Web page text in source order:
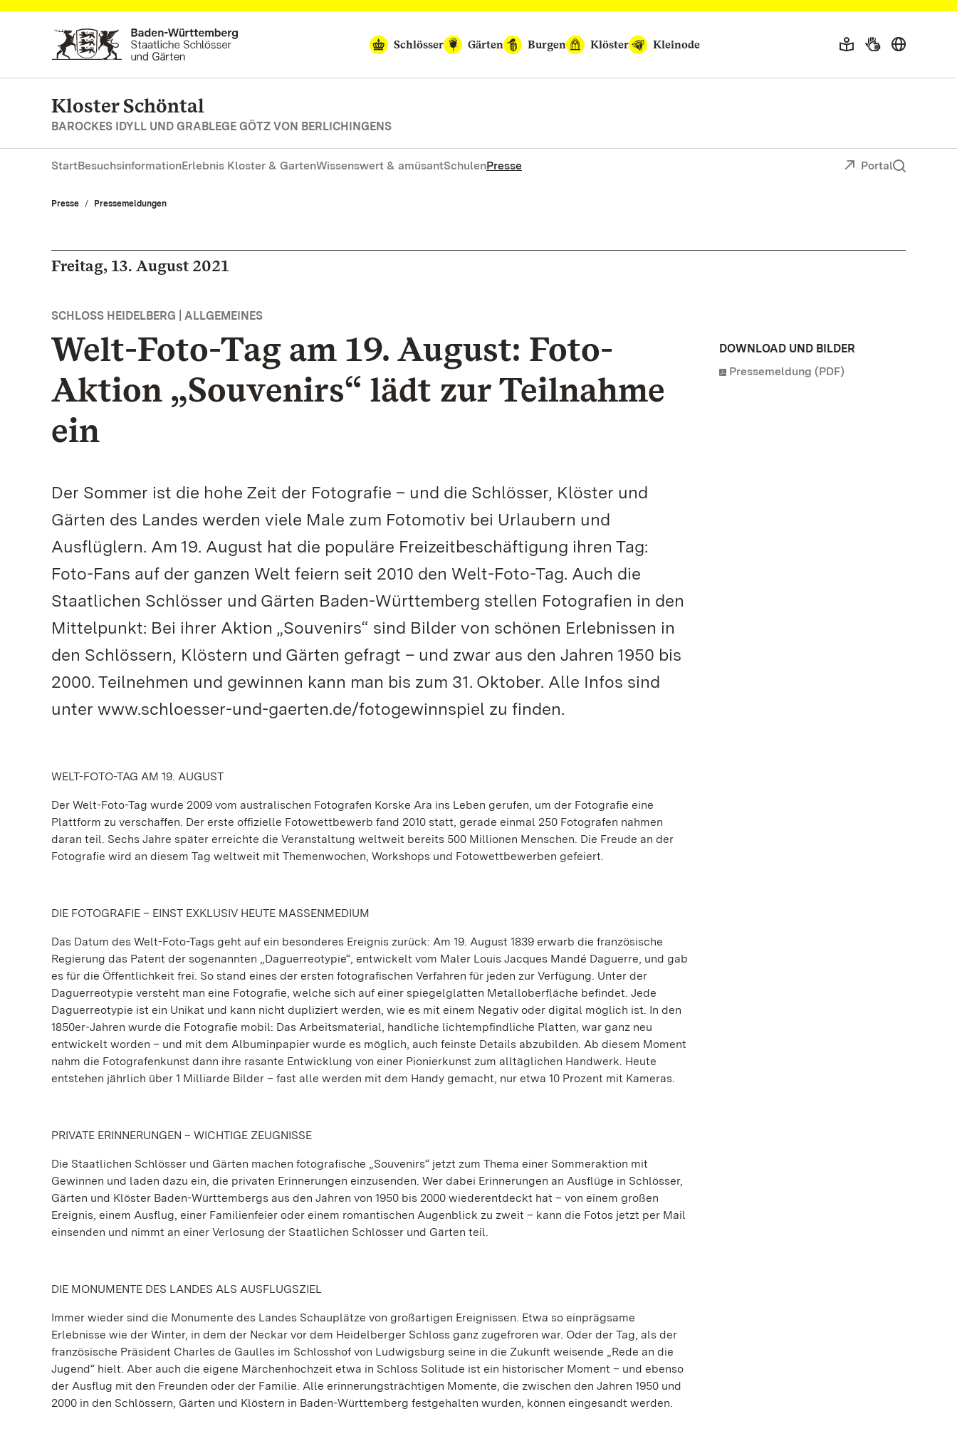
Zum Hauptinhalt springen
Schlösser
Gärten Burgen Klöster Kleinode
Kloster Schöntal
BAROCKES IDYLL UND GRABLEGE GÖTZ VON BERLICHINGENS
StartBesuchsinformationErlebnis Kloster & GartenWissenswert & amüsantSchulenPresse Portal
Presse Pressemeldungen
Freitag, 13. August 2021
SCHLOSS HEIDELBERG | ALLGEMEINES
Welt-Foto-Tag am 19. August: Foto-
Aktion „Souvenirs“ lädt zur Teilnahme
ein
Der Sommer ist die hohe Zeit der Fotografie – und die Schlösser, Klöster und
Gärten des Landes werden viele Male zum Fotomotiv bei Urlaubern und
Ausflüglern. Am 19. August hat die populäre Freizeitbeschäftigung ihren Tag:
Foto-Fans auf der ganzen Welt feiern seit 2010 den Welt-Foto-Tag. Auch die
Staatlichen Schlösser und Gärten Baden-Württemberg stellen Fotografien in den
Mittelpunkt: Bei ihrer Aktion „Souvenirs“ sind Bilder von schönen Erlebnissen in
den Schlössern, Klöstern und Gärten gefragt – und zwar aus den Jahren 1950 bis
2000. Teilnehmen und gewinnen kann man bis zum 31. Oktober. Alle Infos sind
unter www.schloesser-und-gaerten.de/fotogewinnspiel zu finden.
WELT-FOTO-TAG AM 19. AUGUST
Der Welt-Foto-Tag wurde 2009 vom australischen Fotografen Korske Ara ins Leben gerufen, um der Fotografie eine
Plattform zu verschaffen. Der erste offizielle Fotowettbewerb fand 2010 statt, gerade einmal 250 Fotografen nahmen
daran teil. Sechs Jahre später erreichte die Veranstaltung weltweit bereits 500 Millionen Menschen. Die Freude an der
Fotografie wird an diesem Tag weltweit mit Themenwochen, Workshops und Fotowettbewerben gefeiert.
DIE FOTOGRAFIE – EINST EXKLUSIV HEUTE MASSENMEDIUM
Das Datum des Welt-Foto-Tags geht auf ein besonderes Ereignis zurück: Am 19. August 1839 erwarb die französische
Regierung das Patent der sogenannten „Daguerreotypie“, entwickelt vom Maler Louis Jacques Mandé Daguerre, und gab
es für die Öffentlichkeit frei. So stand eines der ersten fotografischen Verfahren für jeden zur Verfügung. Unter der
Daguerreotypie versteht man eine Fotografie, welche sich auf einer spiegelglatten Metalloberfläche befindet. Jede
Daguerreotypie ist ein Unikat und kann nicht dupliziert werden, wie es mit einem Negativ oder digital möglich ist. In den
1850er-Jahren wurde die Fotografie mobil: Das Arbeitsmaterial, handliche lichtempfindliche Platten, war ganz neu
entwickelt worden – und mit dem Albuminpapier wurde es möglich, auch feinste Details abzubilden. Ab diesem Moment
nahm die Fotografenkunst dann ihre rasante Entwicklung von einer Pionierkunst zum alltäglichen Handwerk. Heute
entstehen jährlich über 1 Milliarde Bilder – fast alle werden mit dem Handy gemacht, nur etwa 10 Prozent mit Kameras.
PRIVATE ERINNERUNGEN – WICHTIGE ZEUGNISSE
Die Staatlichen Schlösser und Gärten machen fotografische „Souvenirs“ jetzt zum Thema einer Sommeraktion mit
Gewinnen und laden dazu ein, die privaten Erinnerungen einzusenden. Wer dabei Erinnerungen an Ausflüge in Schlösser,
Gärten und Klöster Baden-Württembergs aus den Jahren von 1950 bis 2000 wiederentdeckt hat – von einem großen
Ereignis, einem Ausflug, einer Familienfeier oder einem romantischen Augenblick zu zweit – kann die Fotos jetzt per Mail
einsenden und nimmt an einer Verlosung der Staatlichen Schlösser und Gärten teil.
DIE MONUMENTE DES LANDES ALS AUSFLUGSZIEL
Immer wieder sind die Monumente des Landes Schauplätze von großartigen Ereignissen. Etwa so einprägsame
Erlebnisse wie der Winter, in dem der Neckar vor dem Heidelberger Schloss ganz zugefroren war. Oder der Tag, als der
französische Präsident Charles de Gaulles im Schlosshof von Ludwigsburg seine in die Zukunft weisende „Rede an die
Jugend“ hielt. Aber auch die eigene Märchenhochzeit etwa in Schloss Solitude ist ein historischer Moment – und ebenso
der Ausflug mit den Freunden oder der Familie. Alle erinnerungsträchtigen Momente, die zwischen den Jahren 1950 und
2000 in den Schlössern, Gärten und Klöstern in Baden-Württemberg festgehalten wurden, können eingesandt werden.
DOWNLOAD UND BILDER
Pressemeldung (PDF)